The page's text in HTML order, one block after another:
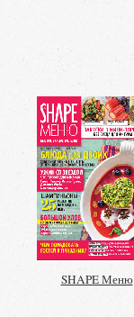
SHAPE Меню